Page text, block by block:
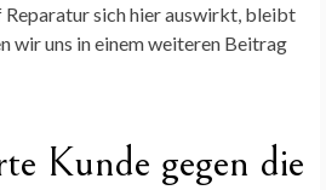
Reparatur sich hier auswirkt, bleibt
wir uns in einem weiteren Beitrag
Kunde gegen die